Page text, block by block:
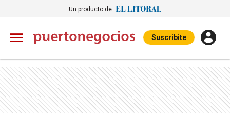
Un producto de:
Suscribite